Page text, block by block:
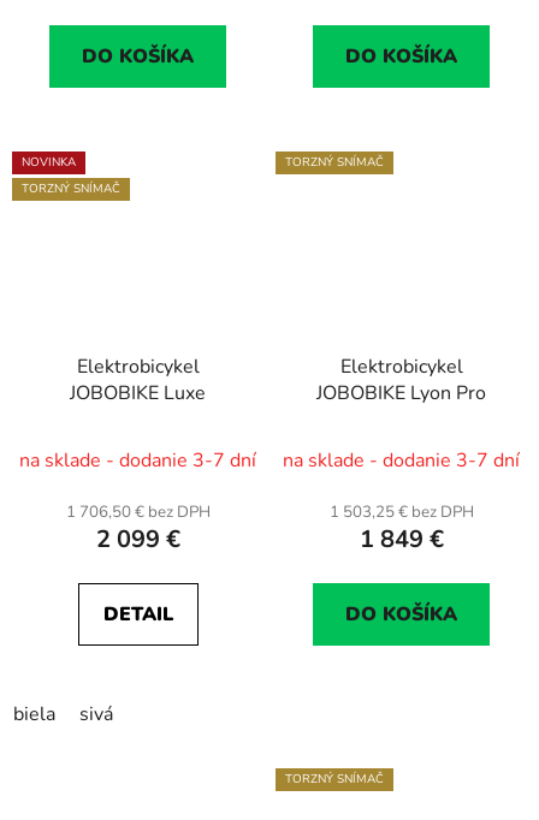
DO KOŠÍKA DO KOŠÍKA
NOVINKA
TORZNÝ SNÍMAČ
Elektrobicykel
JOBOBIKE Luxe
na sklade - dodanie 3-7 dní
1 706,50 € bez DPH
2 099 €
DETAIL
biela sivá
TORZNÝ SNÍMAČ
Elektrobicykel
JOBOBIKE Lyon Pro
na sklade - dodanie 3-7 dní
1 503,25 € bez DPH
1 849 €
DO KOŠÍKA
TORZNÝ SNÍMAČ